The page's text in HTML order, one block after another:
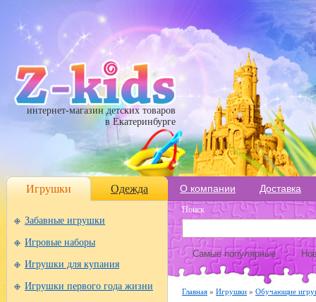
интернет-магазин детских товаров
в Екатеринбурге
Игрушки Одежда О компании Доставка
Забавные игрушки
Игровые наборы
Игрушки для купания
Игрушки первого года жизни
Поиск
Самые популярные
Главная » Игрушки » Обучающие